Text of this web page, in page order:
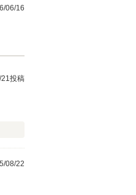
06/16
投稿
08/22